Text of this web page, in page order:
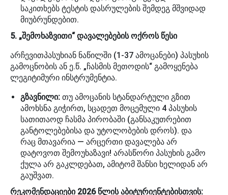
საკითხებს ტესტის დასრულების შემდეგ მშვიდად
მიუბრუნდებით.
5. „შემოხაზვითი“ დავალებების ოქროს წესი
არჩევითპასუხიან ნაწილში (1-37 ამოცანები) პასუხის
გამოცნობის ან ე.წ. „ჩასმის მეთოდის“ გამოყენება
ლეგიტიმური ინსტრუმენტია.
გზავნილი: თუ ამოცანის სტანდარტული გზით
ამოხსნა გიჭირთ, სცადეთ მოცემული 4 პასუხის
სათითაოდ ჩასმა პირობაში (განსაკუთრებით
განტოლებებისა და უტოლობების დროს). და
რაც მთავარია — არცერთი დავალება არ
დატოვოთ შემოუხაზავი! არასწორი პასუხის გამო
ქულა არ გაკლდებათ, ამიტომ შანსი ხელიდან არ
გაუშვათ.
რეკომენდაციები 2026 წლის აბიტურიენტებისთვის: